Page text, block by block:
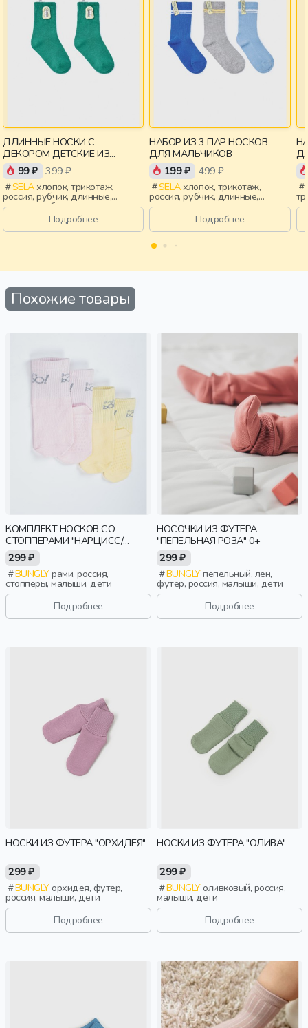
ДЛИННЫЕ НОСКИ С
ДЕКОРОМ ДЕТСКИЕ ИЗ
КОЛЛЕКЦИИ ART PEOPLE
99 ₽ 399 ₽
SELAхлопок, трикотаж,
россия, рубчик, длинные,
манжета, объемные,
эластичные, мальчики, дети
Подробнее
НАБОР ИЗ 3 ПАР НОСКОВ
ДЛЯ МАЛЬЧИКОВ
199 ₽ 499 ₽
SELAхлопок, трикотаж,
россия, рубчик, длинные,
манжета, эластичные, мальчики,
Подробнее
Похожие товары
КОМПЛЕКТ НОСКОВ СО
СТОППЕРАМИ "НАРЦИСС/
РОЗА" 0+
299 ₽
BUNGLYрами, россия,
стопперы, малыши, дети
Подробнее
НОСОЧКИ ИЗ ФУТЕРА
"ПЕПЕЛЬНАЯ РОЗА" 0+
299 ₽
BUNGLYпепельный, лен,
футер, россия, малыши, дети
Подробнее
НОСКИ ИЗ ФУТЕРА "ОРХИДЕЯ"
299 ₽
BUNGLYорхидея, футер,
россия, малыши, дети
Подробнее
НОСКИ ИЗ ФУТЕРА "ОЛИВА"
299 ₽
BUNGLYоливковый, россия,
малыши, дети
Подробнее